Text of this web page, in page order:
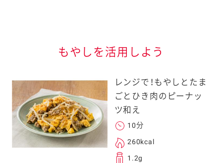
もやしを活用しよう
レンジで！もやしとたま
ごとひき肉のピーナッ
ツ和え
10分
260kcal
1.2g